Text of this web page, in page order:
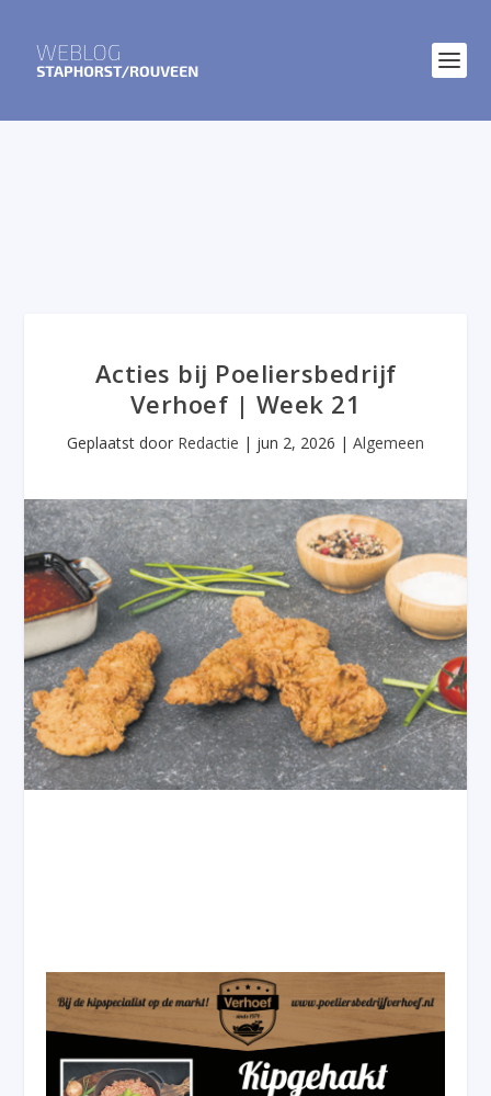
Acties bij Poeliersbedrijf
Verhoef | Week 21
Geplaatst door Redactie | jun 2, 2026 | Algemeen